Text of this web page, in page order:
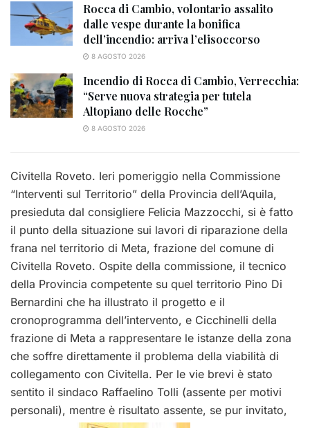
Rocca di Cambio, volontario assalito
dalle vespe durante la bonifica
dell’incendio: arriva l’elisoccorso
8 AGOSTO 2026
Incendio di Rocca di Cambio, Verrecchia:
“Serve nuova strategia per tutela
Altopiano delle Rocche”
8 AGOSTO 2026
Civitella Roveto. Ieri pomeriggio nella Commissione
“Interventi sul Territorio” della Provincia dell’Aquila,
presieduta dal consigliere Felicia Mazzocchi, si è fatto
il punto della situazione sui lavori di riparazione della
frana nel territorio di Meta, frazione del comune di
Civitella Roveto. Ospite della commissione, il tecnico
della Provincia competente su quel territorio Pino Di
Bernardini che ha illustrato il progetto e il
cronoprogramma dell’intervento, e Cicchinelli della
frazione di Meta a rappresentare le istanze della zona
che soffre direttamente il problema della viabilità di
collegamento con Civitella. Per le vie brevi è stato
sentito il sindaco Raffaelino Tolli (assente per motivi
personali), mentre è risultato assente, se pur invitato,